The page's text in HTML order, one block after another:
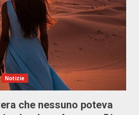
Notizie
che nessuno poteva